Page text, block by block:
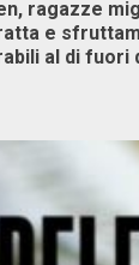
ragazze
e
al di fuori